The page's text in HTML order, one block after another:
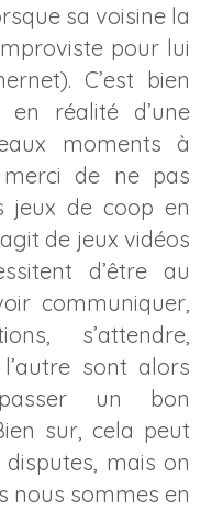
sa voisine la
pour lui
C’est bien
réalité d’une
moments à
de ne pas
jeux de coop en
de jeux vidéos
d’être au
communiquer,
s’attendre,
sont alors
un bon
sur, cela peut
mais on
nous sommes en